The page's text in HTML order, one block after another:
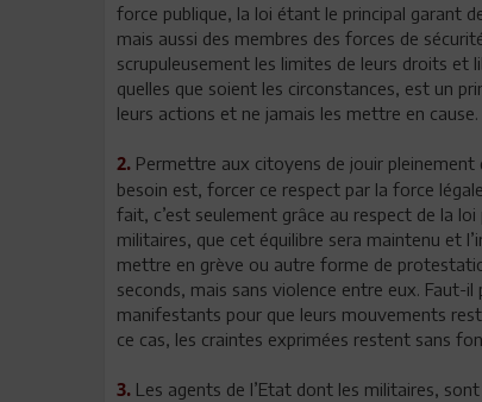
force publique, la loi étant le principal garant
mais aussi des membres des forces de
scrupuleusement les limites de leurs droits et
quelles que soient les circonstances, est un
leurs actions et ne jamais les mettre en cause.
2. Permettre aux citoyens de jouir
besoin est, forcer ce respect par la force
fait, c’est seulement grâce au respect de la
militaires, que cet équilibre sera maintenu et
mettre en grève ou autre forme de
seconds, mais sans violence entre eux. Faut-
manifestants pour que leurs mouvements
ce cas, les craintes exprimées restent sans
3. Les agents de l’Etat dont les militaires,